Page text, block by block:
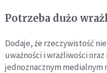
Potrzeba dużo
Dodaje, że rzeczywistość
uważności i wrażliwości
jednoznacznym medialnym